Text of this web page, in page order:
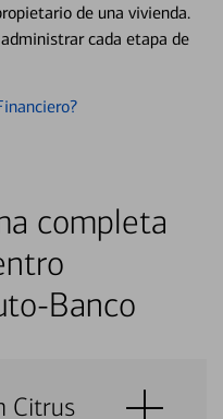
de una vivienda.
cada etapa de
completa
Banco
Citrus